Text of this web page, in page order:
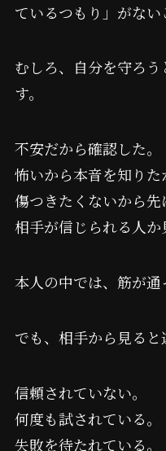
ているつもり」がない
むしろ、自分を守ろ
す。
不安だから確認した。
怖いから本音を知りた
傷つきたくないから先
相手が信じられる人か
本人の中では、筋が通
でも、相手から見ると
信頼されていない。
何度も試されている。
失敗を待たれている。